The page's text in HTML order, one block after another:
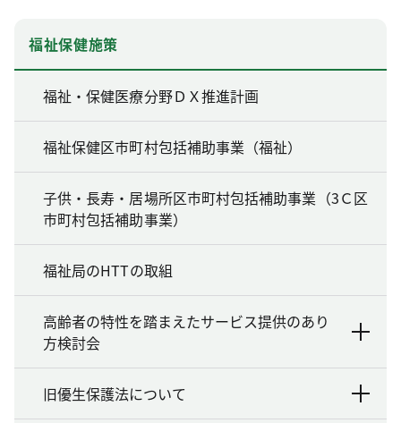
福祉保健施策
福祉・保健医療分野ＤＸ推進計画
福祉保健区市町村包括補助事業（福祉）
子供・長寿・居場所区市町村包括補助事業（3Ｃ区
市町村包括補助事業）
福祉局のHTTの取組
高齢者の特性を踏まえたサービス提供のあり
方検討会
旧優生保護法について